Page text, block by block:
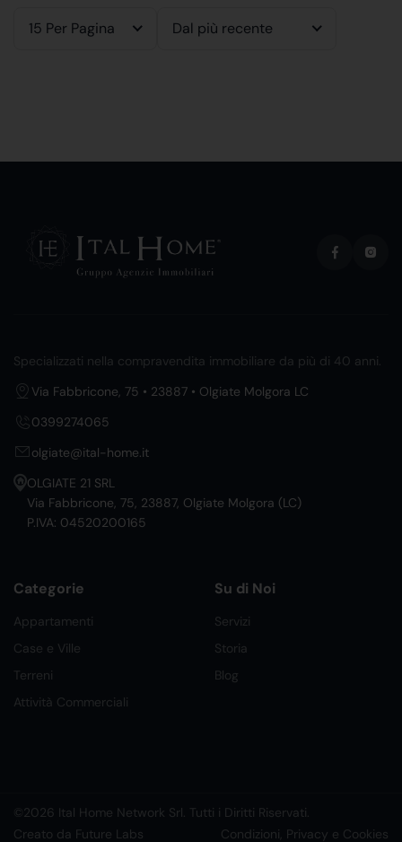
15 Per Pagina Dal più recente
Specializzati nella compravendita immobiliare da più di 40 anni.
Via Fabbricone, 75 • 23887 • Olgiate Molgora LC
0399274065
olgiate@ital-home.it
OLGIATE 21 SRL
Via Fabbricone, 75, 23887, Olgiate Molgora (LC)
P.IVA: 04520200165
Categorie
Appartamenti
Case e Ville
Terreni
Attività Commerciali
Su di Noi
Servizi
Storia
Blog
©2026 Ital Home Network Srl. Tutti i Diritti Riservati.
Creato da Future Labs
Condizioni, Privacy e Cookies